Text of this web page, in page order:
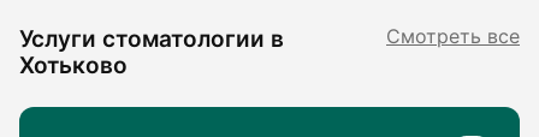
Услуги стоматологии в
Хотьково
Смотреть все